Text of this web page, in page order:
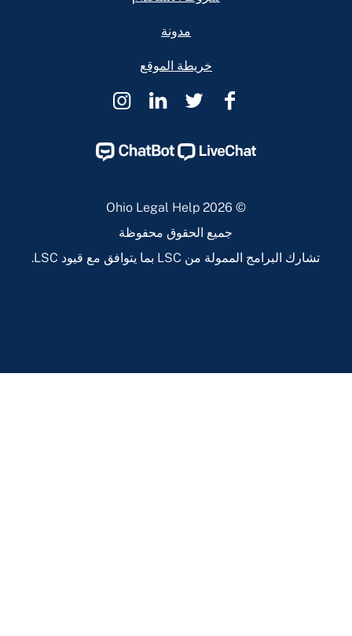
مدونة
خريطة الموقع
Ohio
Help
Page
Ohio
Help
Page
Ohio
Help
Page
Ohio
Help
Page
جميع الحقوق محفوظة
تشارك البرامج الممولة من LSC بما يتوافق مع قيود LSC.